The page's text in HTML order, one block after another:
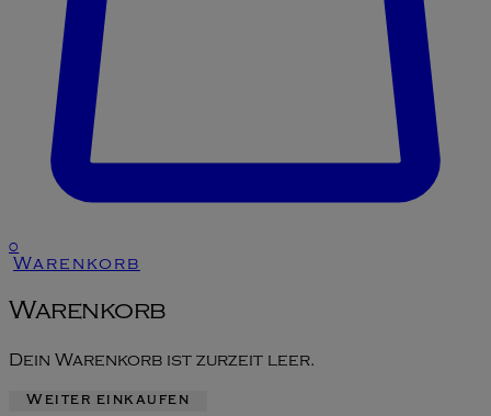
0
Warenkorb
Warenkorb
Dein Warenkorb ist zurzeit leer.
Weiter einkaufen